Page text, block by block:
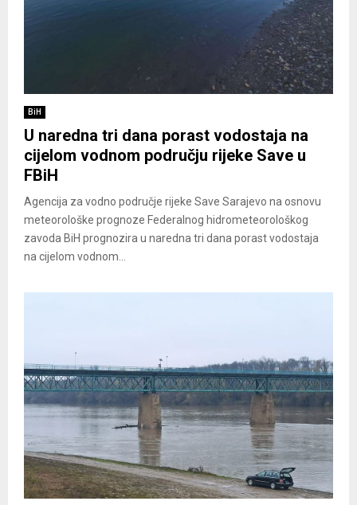
BiH
U naredna tri dana porast vodostaja na
cijelom vodnom području rijeke Save u
FBiH
Agencija za vodno područje rijeke Save Sarajevo na osnovu
meteorološke prognoze Federalnog hidrometeorološkog
zavoda BiH prognozira u naredna tri dana porast vodostaja
na cijelom vodnom...